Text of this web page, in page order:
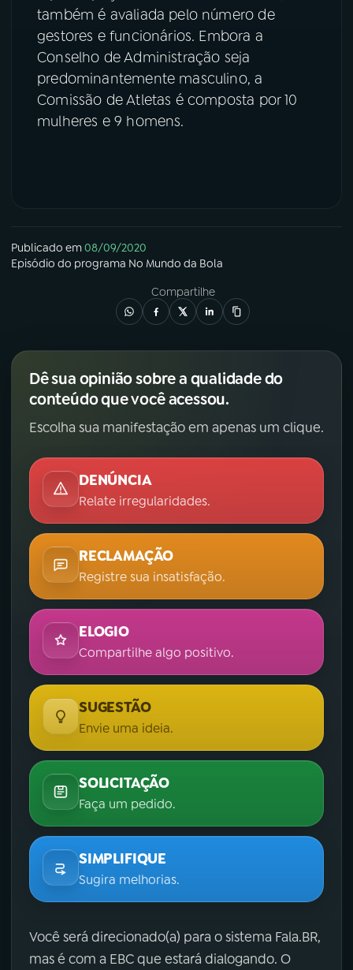
também é avaliada pelo número de
gestores e funcionários. Embora a
Conselho de Administração seja
predominantemente masculino, a
Comissão de Atletas é composta por 10
mulheres e 9 homens.
Publicado em08/09/2020
Episódio do programa No Mundo da Bola
Compartilhe
Dê sua opinião sobre a qualidade do
conteúdo que você acessou.
Escolha sua manifestação em apenas um clique.
DENÚNCIA
Relate irregularidades.
RECLAMAÇÃO
Registre sua insatisfação.
ELOGIO
Compartilhe algo positivo.
SUGESTÃO
Envie uma ideia.
SOLICITAÇÃO
Faça um pedido.
SIMPLIFIQUE
Sugira melhorias.
Você será direcionado(a) para o sistema Fala.BR,
mas é com a EBC que estará dialogando. O